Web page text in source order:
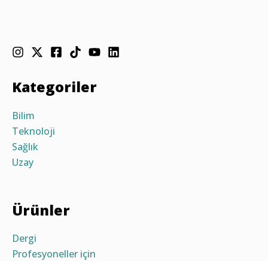
Kategoriler
Bilim
Teknoloji
Sağlık
Uzay
Ürünler
Dergi
Profesyoneller için